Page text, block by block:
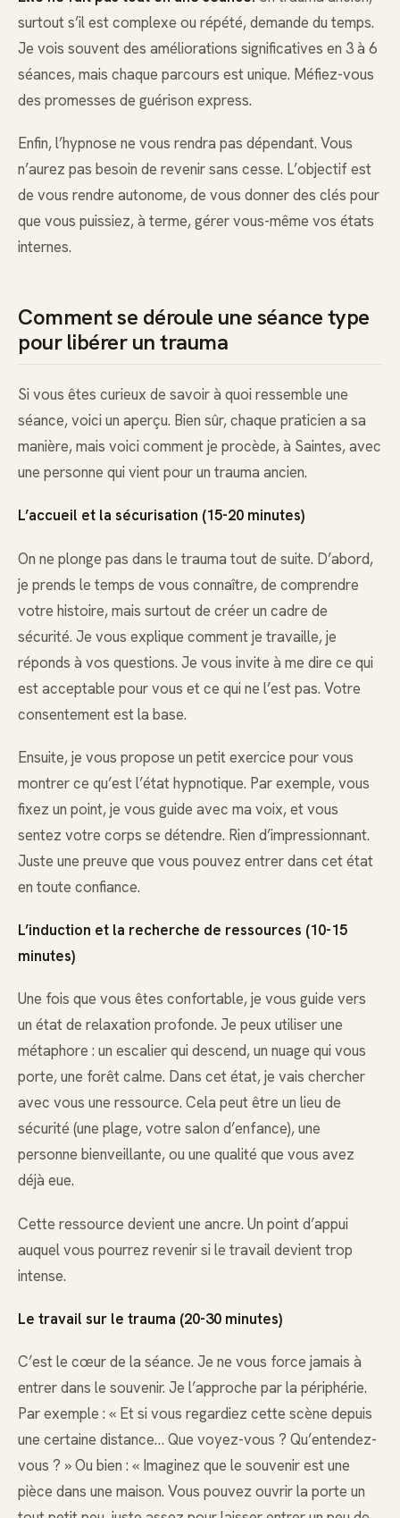
surtout s’il est complexe ou répété, demande du temps.
Je vois souvent des améliorations significatives en 3 à 6
séances, mais chaque parcours est unique. Méfiez-vous
des promesses de guérison express.
Enfin, l’hypnose ne vous rendra pas dépendant. Vous
n’aurez pas besoin de revenir sans cesse. L’objectif est
de vous rendre autonome, de vous donner des clés pour
que vous puissiez, à terme, gérer vous-même vos états
internes.
Comment se déroule une séance type
pour libérer un trauma
Si vous êtes curieux de savoir à quoi ressemble une
séance, voici un aperçu. Bien sûr, chaque praticien a sa
manière, mais voici comment je procède, à Saintes, avec
une personne qui vient pour un trauma ancien.
L’accueil et la sécurisation (15-20 minutes)
On ne plonge pas dans le trauma tout de suite. D’abord,
je prends le temps de vous connaître, de comprendre
votre histoire, mais surtout de créer un cadre de
sécurité. Je vous explique comment je travaille, je
réponds à vos questions. Je vous invite à me dire ce qui
est acceptable pour vous et ce qui ne l’est pas. Votre
consentement est la base.
Ensuite, je vous propose un petit exercice pour vous
montrer ce qu’est l’état hypnotique. Par exemple, vous
fixez un point, je vous guide avec ma voix, et vous
sentez votre corps se détendre. Rien d’impressionnant.
Juste une preuve que vous pouvez entrer dans cet état
en toute confiance.
L’induction et la recherche de ressources (10-15
minutes)
Une fois que vous êtes confortable, je vous guide vers
un état de relaxation profonde. Je peux utiliser une
métaphore : un escalier qui descend, un nuage qui vous
porte, une forêt calme. Dans cet état, je vais chercher
avec vous une ressource. Cela peut être un lieu de
sécurité (une plage, votre salon d’enfance), une
personne bienveillante, ou une qualité que vous avez
déjà eue.
Cette ressource devient une ancre. Un point d’appui
auquel vous pourrez revenir si le travail devient trop
intense.
Le travail sur le trauma (20-30 minutes)
C’est le cœur de la séance. Je ne vous force jamais à
entrer dans le souvenir. Je l’approche par la périphérie.
Par exemple : « Et si vous regardiez cette scène depuis
une certaine distance… Que voyez-vous ? Qu’entendez-
vous ? » Ou bien : « Imaginez que le souvenir est une
pièce dans une maison. Vous pouvez ouvrir la porte un